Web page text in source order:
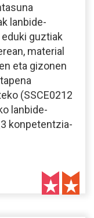
lanbide-
guztiak
material
eta gizonen
(SSCE0212
lanbide-
konpetentzia-